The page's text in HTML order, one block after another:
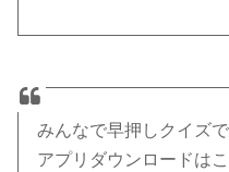
みんなで早押しクイズで
アプリダウンロードは